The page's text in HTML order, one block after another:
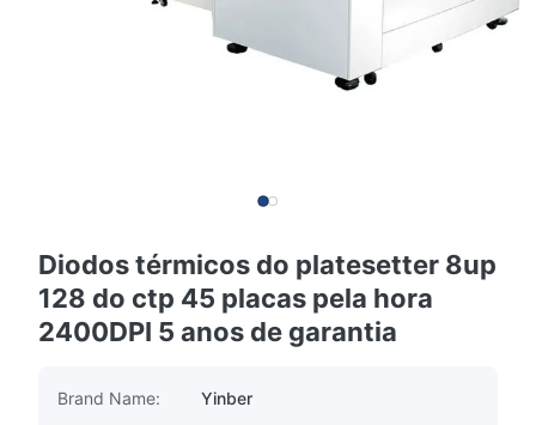
Diodos térmicos do platesetter 8up
128 do ctp 45 placas pela hora
2400DPI 5 anos de garantia
Brand Name:
Yinber